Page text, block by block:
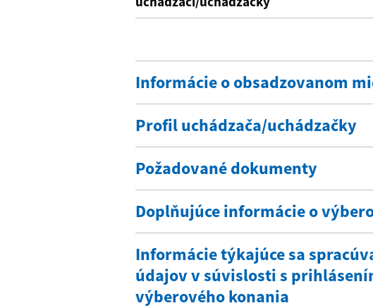
Informácie o obsadzovanom
Profil uchádzača/uchádzačky
Požadované dokumenty
Doplňujúce informácie o
Informácie týkajúce sa
údajov v súvislosti s
výberového konania